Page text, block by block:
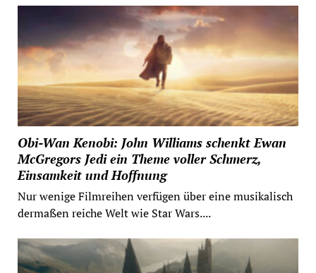
Obi-Wan Kenobi: John Williams schenkt Ewan
McGregors Jedi ein Theme voller Schmerz,
Einsamkeit und Hoffnung
Nur wenige Filmreihen verfügen über eine musikalisch
dermaßen reiche Welt wie Star Wars....